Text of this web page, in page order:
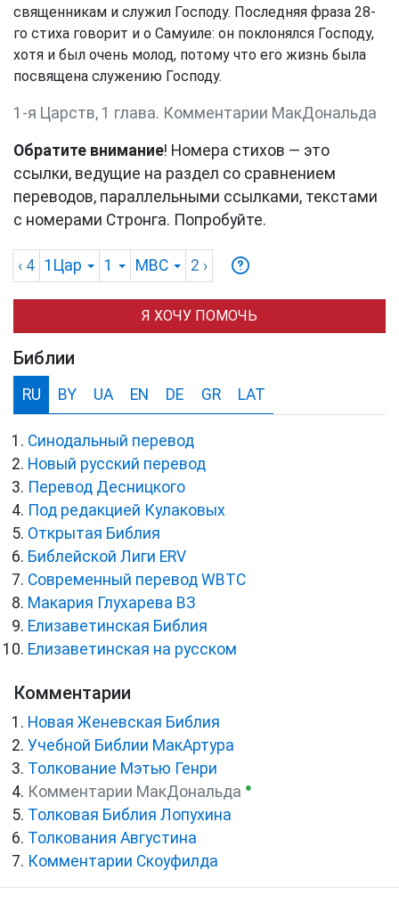
священникам и служил Господу. Последняя фраза 28-
го стиха говорит и о Самуиле: он поклонялся Господу,
хотя и был очень молод, потому что его жизнь была
посвящена служению Господу.
1-я Царств, 1 глава. Комментарии МакДональда
Обратите внимание! Номера стихов — это
ссылки, ведущие на раздел со сравнением
переводов, параллельными ссылками, текстами
с номерами Стронга. Попробуйте.
‹ 4 1Цар 1 MBC 2 ›
Я ХОЧУ ПОМОЧЬ
Библии
RU BY UA EN DE GR LAT
Синодальный перевод
Новый русский перевод
Перевод Десницкого
Под редакцией Кулаковых
Открытая Библия
Библейской Лиги ERV
Cовременный перевод WBTC
Макария Глухарева ВЗ
Елизаветинская Библия
Елизаветинская на русском
Комментарии
Новая Женевская Библия
Учебной Библии МакАртура
Толкование Мэтью Генри
Комментарии МакДональда ●
Толковая Библия Лопухина
Толкования Августина
Комментарии Скоуфилда